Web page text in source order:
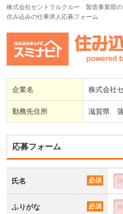
株式会社セントラルクルー 製造事業部の
住み込みの仕事求人応募フォーム
企業名 株式会社
勤務先住所 滋賀県
応募フォーム
氏名 必須
ふりがな 必須